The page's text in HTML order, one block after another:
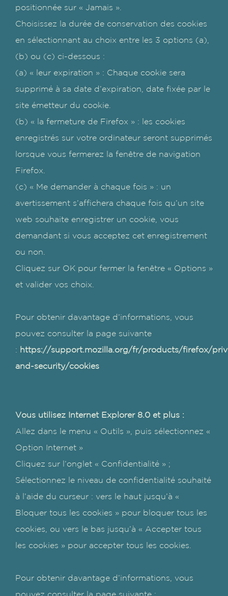
positionnée sur « Jamais ».
Choisissez la durée de conservation des cookies
en sélectionnant au choix entre les 3 options (a),
(b) ou (c) ci-dessous :
(a) « leur expiration » : Chaque cookie sera
supprimé à sa date d’expiration, date fixée par le
site émetteur du cookie.
(b) « la fermeture de Firefox » : les cookies
enregistrés sur votre ordinateur seront supprimés
lorsque vous fermerez la fenêtre de navigation
Firefox.
(c) « Me demander à chaque fois » : un
avertissement s’affichera chaque fois qu’un site
web souhaite enregistrer un cookie, vous
demandant si vous acceptez cet enregistrement
ou non.
Cliquez sur OK pour fermer la fenêtre « Options »
et valider vos choix.
Pour obtenir davantage d’informations, vous
pouvez consulter la page suivante
: https://support.mozilla.org/fr/products/firefox/
and-security/cookies
Vous utilisez Internet Explorer 8.0 et plus :
Allez dans le menu « Outils », puis sélectionnez «
Option Internet »
Cliquez sur l’onglet « Confidentialité » ;
Sélectionnez le niveau de confidentialité souhaité
à l’aide du curseur : vers le haut jusqu’à «
Bloquer tous les cookies » pour bloquer tous les
cookies, ou vers le bas jusqu’à « Accepter tous
les cookies » pour accepter tous les cookies.
Pour obtenir davantage d’informations, vous